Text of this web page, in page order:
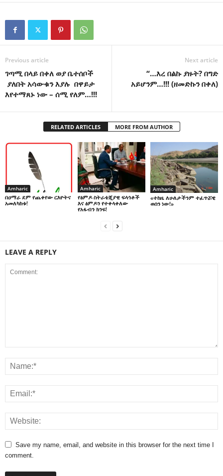
Previous article
ገጣሚ በላይ በቀለ ወያ ቤተሰቦች
ያለበት አሳውቁን እያሉ በዋይታ
እየተማጸኑ ነው – ሰሚ የለም…!!!
Next article
“…እረ በልኩ ያዙት? በግድ
አይሆንም…!!! (ዘመድኩን በቀለ)
RELATED ARTICLES MORE FROM AUTHOR
Amharic
በዐማራ ደም የጨቀየው ርእዮትና
አመለካከቱ!
Amharic
የፅምዶ ስትራቴጂያዊ ፍላጎቶች
እና ፅምዶን የተቀላቀለው
የአፋብን ክንፍ!
Amharic
«ተከዜ ለሁለታችንም ተፈጥሯዊ
ወሰን ነው!»
LEAVE A REPLY
Save my name, email, and website in this browser for the next time I
comment.